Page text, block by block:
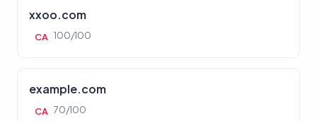
xxoo.com
CA 100/100
example.com
CA 70/100